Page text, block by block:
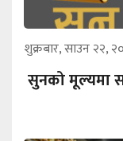
शुक्रबार, साउन २२,
सुनको मूल्यमा